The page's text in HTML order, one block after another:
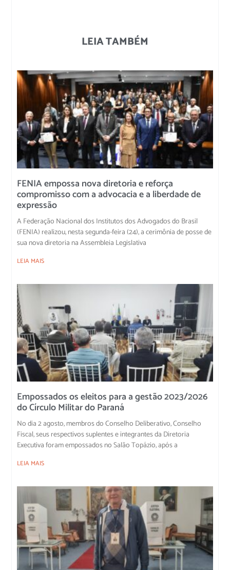
LEIA TAMBÉM
FENIA empossa nova diretoria e reforça
compromisso com a advocacia e a liberdade de
expressão
A Federação Nacional dos Institutos dos Advogados do Brasil
(FENIA) realizou, nesta segunda-feira (24), a cerimônia de posse de
sua nova diretoria na Assembleia Legislativa
LEIA MAIS
Empossados os eleitos para a gestão 2023/2026
do Círculo Militar do Paraná
No dia 2 agosto, membros do Conselho Deliberativo, Conselho
Fiscal, seus respectivos suplentes e integrantes da Diretoria
Executiva foram empossados no Salão Topázio, após a
LEIA MAIS